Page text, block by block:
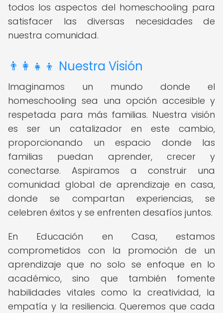
todos los aspectos del homeschooling para
satisfacer las diversas necesidades de
nuestra comunidad.
👨‍👩‍👧‍👦 Nuestra Visión
Imaginamos un mundo donde el
homeschooling sea una opción accesible y
respetada para más familias. Nuestra visión
es ser un catalizador en este cambio,
proporcionando un espacio donde las
familias puedan aprender, crecer y
conectarse. Aspiramos a construir una
comunidad global de aprendizaje en casa,
donde se compartan experiencias, se
celebren éxitos y se enfrenten desafíos juntos.
En Educación en Casa, estamos
comprometidos con la promoción de un
aprendizaje que no solo se enfoque en lo
académico, sino que también fomente
habilidades vitales como la creatividad, la
empatía y la resiliencia. Queremos que cada